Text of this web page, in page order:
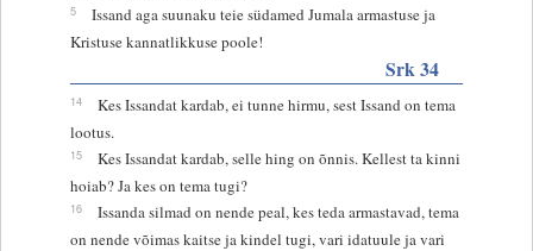
5
Issand aga suunaku teie südamed Jumala armastuse ja
Kristuse kannatlikkuse poole!
Srk 34
14
Kes Issandat kardab, ei tunne hirmu, sest Issand on tema
lootus.
15
Kes Issandat kardab, selle hing on õnnis. Kellest ta kinni
hoiab? Ja kes on tema tugi?
16
Issanda silmad on nende peal, kes teda armastavad, tema
on nende võimas kaitse ja kindel tugi, vari idatuule ja vari